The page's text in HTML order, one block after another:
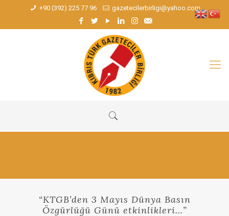
+90 (392) 225 77 96 gazetecilerbirligi@yahoo.com
“KTGB’den 3 Mayıs Dünya Basın
Özgürlüğü Günü etkinlikleri…”